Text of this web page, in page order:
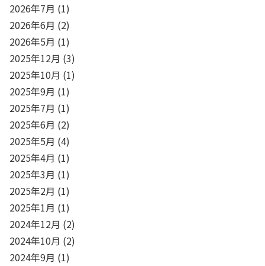
2026年7月 (1)
2026年6月 (2)
2026年5月 (1)
2025年12月 (3)
2025年10月 (1)
2025年9月 (1)
2025年7月 (1)
2025年6月 (2)
2025年5月 (4)
2025年4月 (1)
2025年3月 (1)
2025年2月 (1)
2025年1月 (1)
2024年12月 (2)
2024年10月 (2)
2024年9月 (1)